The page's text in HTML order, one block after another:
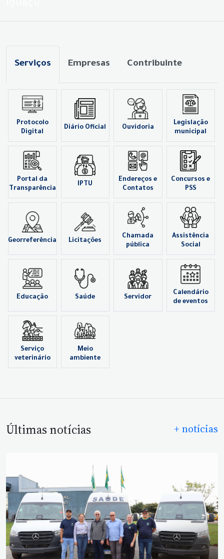
Serviços Empresas Contribuinte
Protocolo
Digital
Diário Oficial Ouvidoria
Legislação
municipal
Portal da
Transparência
IPTU
Endereços e
Contatos
Concursos e
PSS
Georreferência Licitações
Chamada
pública
Assistência
Social
Educação Saúde Servidor
Calendário
de eventos
Serviço
veterinário
Meio
ambiente
Últimas notícias + notícias